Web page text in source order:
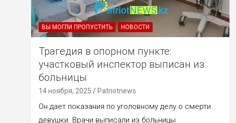
ВЫ МОГЛИ ПРОПУСТИТЬ НОВОСТИ
Трагедия в опорном пункте:
участковый инспектор выписан из
больницы
14 ноября, 2025 Patriotnews
Он дает показания по уголовному делу о смерти
девушки. Врачи выписали из больницы